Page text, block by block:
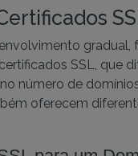
gradual,
SSL, que
número de
oferecem